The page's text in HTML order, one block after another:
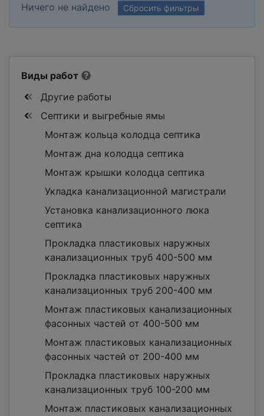
Ничего не найдено Сбросить фильтры
Виды работ
Другие работы
Септики и выгребные ямы
Монтаж кольца колодца септика
Монтаж дна колодца септика
Монтаж крышки колодца септика
Укладка канализационной магистрали
Установка канализационного люка
септика
Прокладка пластиковых наружных
канализационных труб 400-500 мм
Прокладка пластиковых наружных
канализационных труб 200-400 мм
Монтаж пластиковых канализационных
фасонных частей от 400-500 мм
Монтаж пластиковых канализационных
фасонных частей от 200-400 мм
Прокладка пластиковых наружных
канализационных труб 100-200 мм
Монтаж пластиковых канализационных